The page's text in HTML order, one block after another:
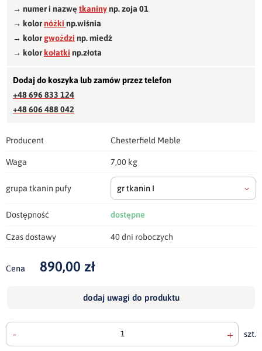
→ numer i nazwętkaninynp. zoja 01
→ kolornóżki np.wiśnia
→ kolorgwożdzi np. miedź
→ kolorkołatki np.złota
Dodaj do koszyka lub zamów przez telefon
+48 696 833 124
+48 606 488 042
Producent Chesterfield Meble
Waga 7,00 kg
grupa tkanin pufy gr tkanin I
Dostępność dostępne
Czas dostawy 40 dni roboczych
Cena 890,00 zł
dodaj uwagi do produktu
- + szt.